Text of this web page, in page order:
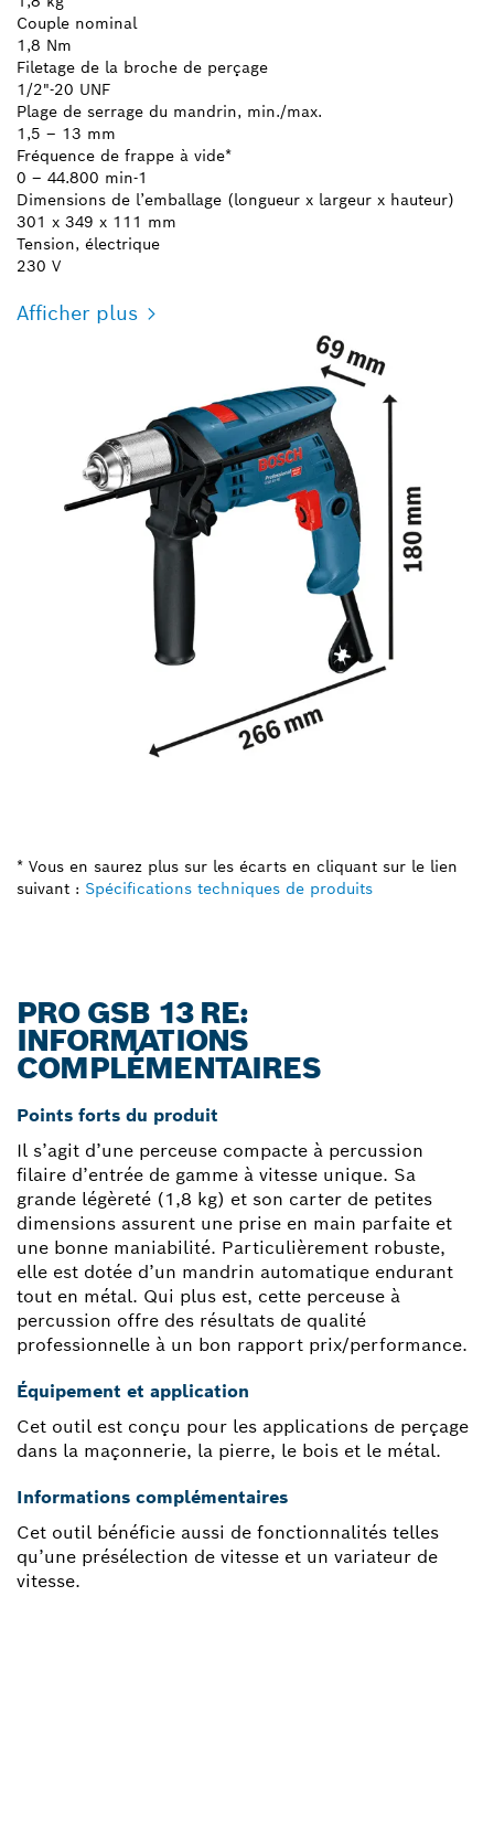
Couple nominal
1,8 Nm
Filetage de la broche de perçage
1/2"-20 UNF
Plage de serrage du mandrin, min./max.
1,5 – 13 mm
Fréquence de frappe à vide*
0 – 44.800 min-1
Dimensions de l’emballage (longueur x largeur x hauteur)
301 x 349 x 111 mm
Tension, électrique
230 V
Afficher plus
* Vous en saurez plus sur les écarts en cliquant sur le lien
suivant : Spécifications techniques de produits
PRO GSB 13 RE:
INFORMATIONS
COMPLÉMENTAIRES
Points forts du produit
Il s’agit d’une perceuse compacte à percussion
filaire d’entrée de gamme à vitesse unique. Sa
grande légèreté (1,8 kg) et son carter de petites
dimensions assurent une prise en main parfaite et
une bonne maniabilité. Particulièrement robuste,
elle est dotée d’un mandrin automatique endurant
tout en métal. Qui plus est, cette perceuse à
percussion offre des résultats de qualité
professionnelle à un bon rapport prix/performance.
Équipement et application
Cet outil est conçu pour les applications de perçage
dans la maçonnerie, la pierre, le bois et le métal.
Informations complémentaires
Cet outil bénéficie aussi de fonctionnalités telles
qu’une présélection de vitesse et un variateur de
vitesse.